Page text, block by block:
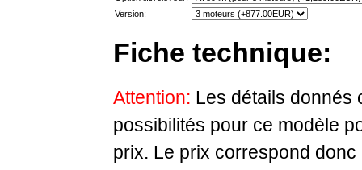
Version:
Fiche technique:
Attention: Les détails donnés
possibilités pour ce modèle
prix. Le prix correspond